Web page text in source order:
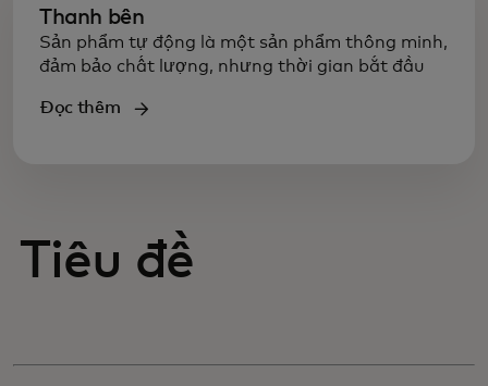
Thanh bên
Sản phẩm tự động là một sản phẩm thông minh,
đảm bảo chất lượng, nhưng thời gian bắt đầu
Đọc thêm
Tiêu đề